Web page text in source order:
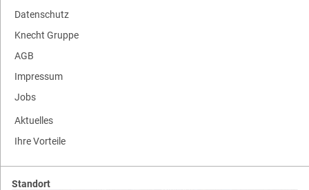
Datenschutz
Knecht Gruppe
AGB
Impressum
Jobs
Aktuelles
Ihre Vorteile
Standort